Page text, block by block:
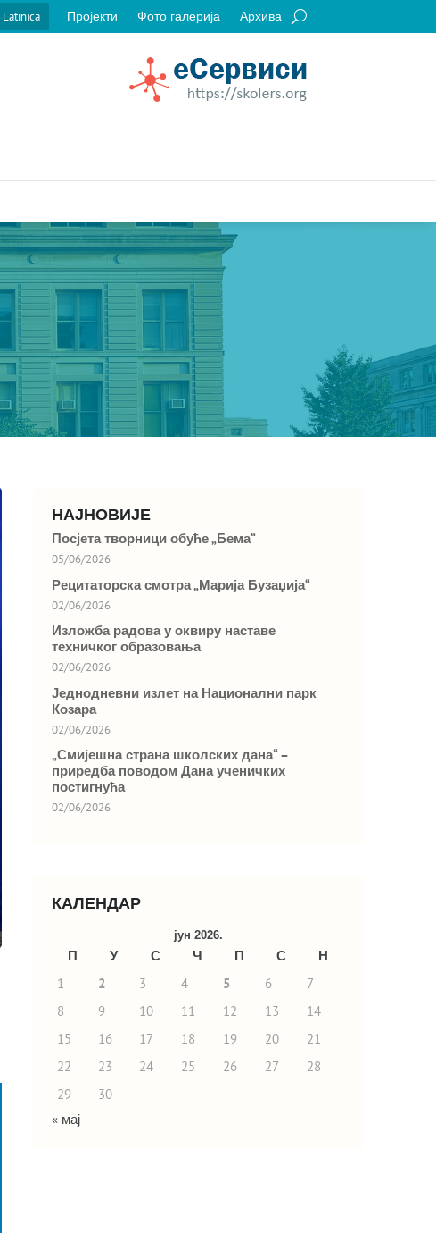
Пројекти Фото галерија Архива
Latinica
НАЈНОВИЈЕ
Посјета творници обуће „Бема“
05/06/2026
Рецитаторска смотра „Марија Бузаџија“
02/06/2026
Изложба радова у оквиру наставе
техничког образовања
02/06/2026
Једнодневни излет на Национални парк
Козара
02/06/2026
„Смијешна страна школских дана“ –
приредба поводом Дана ученичких
постигнућа
02/06/2026
КАЛЕНДАР
јун 2026.
П У С Ч П С
Н
1
2 3 4 5 6
7
8
9 10 11 12 13
14
15
16 17 18 19 20
21
22
23 24 25 26 27
28
29
30
« мај